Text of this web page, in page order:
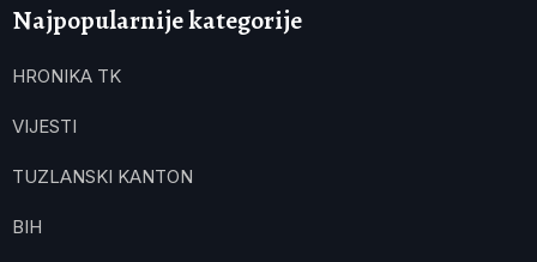
Najpopularnije kategorije
HRONIKA TK
VIJESTI
TUZLANSKI KANTON
BIH